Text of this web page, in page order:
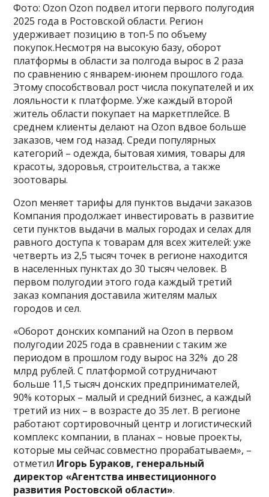
Фото: Ozon Ozon подвел итоги первого полугодия
2025 года в Ростовской области. Регион
удерживает позицию в топ-5 по объему
покупок.Несмотря на высокую базу, оборот
платформы в области за полгода вырос в 2 раза
по сравнению с январем-июнем прошлого года.
Этому способствовал рост числа покупателей и их
лояльности к платформе. Уже каждый второй
житель области покупает на маркетплейсе. В
среднем клиенты делают на Ozon вдвое больше
заказов, чем год назад. Среди популярных
категорий – одежда, бытовая химия, товары для
красоты, здоровья, строительства, а также
зоотовары.
Ozon меняет тарифы для пунктов выдачи заказов
Компания продолжает инвестировать в развитие
сети пунктов выдачи в малых городах и селах для
равного доступа к товарам для всех жителей: уже
четверть из 2,5 тысяч точек в регионе находится
в населенных пунктах до 30 тысяч человек. В
первом полугодии этого года каждый третий
заказ компания доставила жителям малых
городов и сел.
«Оборот донских компаний на Ozon в первом
полугодии 2025 года в сравнении с таким же
периодом в прошлом году вырос на 32% до 28
млрд рублей. С платформой сотрудничают
больше 11,5 тысяч донских предпринимателей,
90% которых – малый и средний бизнес, а каждый
третий из них – в возрасте до 35 лет. В регионе
работают сортировочный центр и логистический
комплекс компании, в планах – новые проекты,
которые мы сейчас совместно прорабатываем», –
отметил Игорь Бураков, генеральный
директор «Агентства инвестиционного
развития Ростовской области».